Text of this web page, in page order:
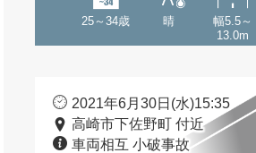
25～34歳 晴
幅5.5～
13.0m
2021年6月30日(水)15:35
高崎市下佐野町 付近
車両相互 小破事故